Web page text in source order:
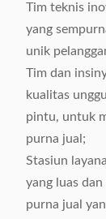
Tim teknis
yang
unik
Tim dan
kualitas
pintu, untuk
purna jual;
Stasiun
yang luas
purna jual